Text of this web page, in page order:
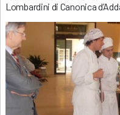
Lombardini di Canonica